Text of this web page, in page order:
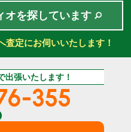
オを探しています
査定にお伺いいたします！
出張いたします！
355